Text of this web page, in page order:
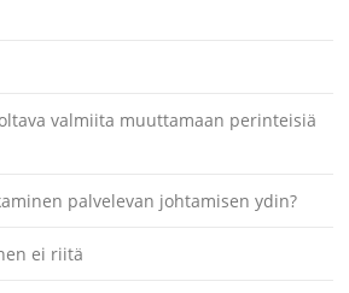
valmiita muuttamaan perinteisiä
palvelevan johtamisen ydin?
ei riitä